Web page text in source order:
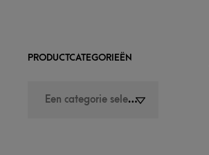
PRODUCTCATEGORIEËN
Een categorie selecteren